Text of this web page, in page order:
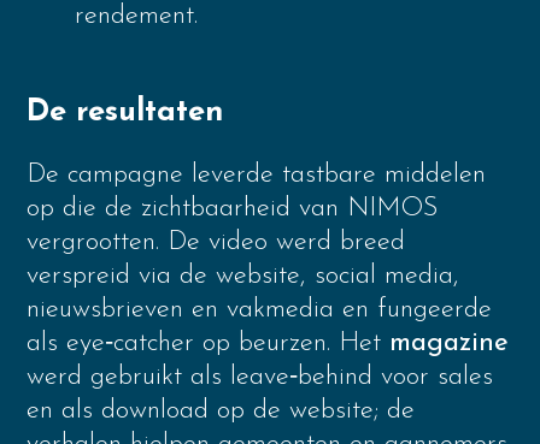
rendement.
De resultaten
De campagne leverde tastbare middelen
op die de zichtbaarheid van NIMOS
vergrootten. De video werd breed
verspreid via de website, social media,
nieuwsbrieven en vakmedia en fungeerde
als eye‑catcher op beurzen. Het magazine
werd gebruikt als leave‑behind voor sales
en als download op de website; de